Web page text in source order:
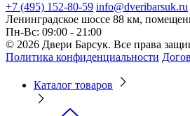
+7 (495) 152-80-59 info@dveribarsuk.ru
Ленинградское шоссе 88 км,
Пн-Вс: 09:00 - 21:00
© 2026 Двери Барсук. Все права
Политика конфиденциальности
Каталог товаров